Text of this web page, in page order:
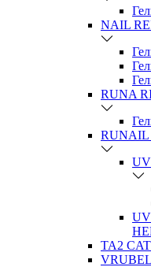
NAIL
RUNA
RUNAIL
UV
TA2